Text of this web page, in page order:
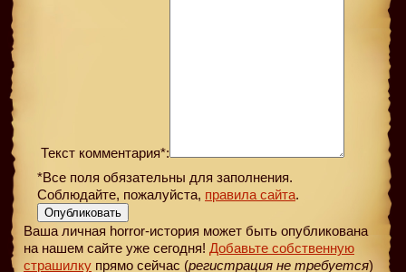
Текст комментария*:
*Все поля обязательны для заполнения.
Соблюдайте, пожалуйста, правила сайта.
Опубликовать
Ваша личная horror-история может быть опубликована
на нашем сайте уже сегодня! Добавьте собственную
страшилку прямо сейчас (регистрация не требуется)